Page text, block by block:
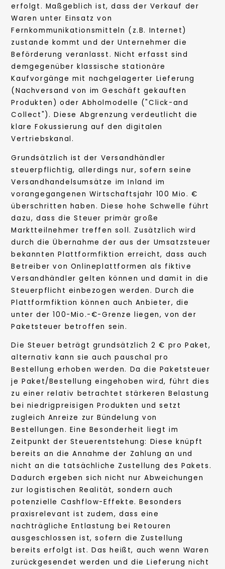
erfolgt. Maßgeblich ist, dass der Verkauf der
Waren unter Einsatz von
Fernkommunikationsmitteln (z.B. Internet)
zustande kommt und der Unternehmer die
Beförderung veranlasst. Nicht erfasst sind
demgegenüber klassische stationäre
Kaufvorgänge mit nachgelagerter Lieferung
(Nachversand von im Geschäft gekauften
Produkten) oder Abholmodelle ("Click-and
Collect"). Diese Abgrenzung verdeutlicht die
klare Fokussierung auf den digitalen
Vertriebskanal.
Grundsätzlich ist der Versandhändler
steuerpflichtig, allerdings nur, sofern seine
Versandhandelsumsätze im Inland im
vorangegangenen Wirtschaftsjahr 100 Mio. €
überschritten haben. Diese hohe Schwelle führt
dazu, dass die Steuer primär große
Marktteilnehmer treffen soll. Zusätzlich wird
durch die Übernahme der aus der Umsatzsteuer
bekannten Plattformfiktion erreicht, dass auch
Betreiber von Onlineplattformen als fiktive
Versandhändler gelten können und damit in die
Steuerpflicht einbezogen werden. Durch die
Plattformfiktion können auch Anbieter, die
unter der 100-Mio.-€-Grenze liegen, von der
Paketsteuer betroffen sein.
Die Steuer beträgt grundsätzlich 2 € pro Paket,
alternativ kann sie auch pauschal pro
Bestellung erhoben werden. Da die Paketsteuer
je Paket/Bestellung eingehoben wird, führt dies
zu einer relativ betrachtet stärkeren Belastung
bei niedrigpreisigen Produkten und setzt
zugleich Anreize zur Bündelung von
Bestellungen. Eine Besonderheit liegt im
Zeitpunkt der Steuerentstehung: Diese knüpft
bereits an die Annahme der Zahlung an und
nicht an die tatsächliche Zustellung des Pakets.
Dadurch ergeben sich nicht nur Abweichungen
zur logistischen Realität, sondern auch
potenzielle Cashflow-Effekte. Besonders
praxisrelevant ist zudem, dass eine
nachträgliche Entlastung bei Retouren
ausgeschlossen ist, sofern die Zustellung
bereits erfolgt ist. Das heißt, auch wenn Waren
zurückgesendet werden und die Lieferung nicht